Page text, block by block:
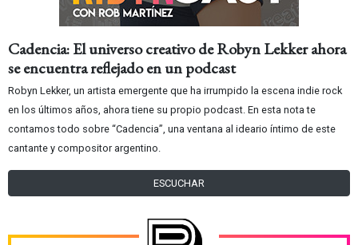
Cadencia: El universo creativo de Robyn Lekker ahora
se encuentra reflejado en un podcast
Robyn Lekker, un artista emergente que ha irrumpido la escena indie rock
en los últimos años, ahora tiene su propio podcast. En esta nota te
contamos todo sobre “Cadencia”, una ventana al ideario íntimo de este
cantante y compositor argentino.
ESCUCHAR